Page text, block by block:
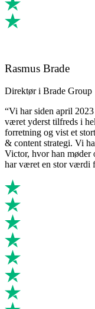
Rasmus Brade
Direktør i Brade Group
“Vi har siden april
været yderst tilfreds i
forretning og vist et
& content strategi. Vi
Victor, hvor han møder
har været en stor værdi